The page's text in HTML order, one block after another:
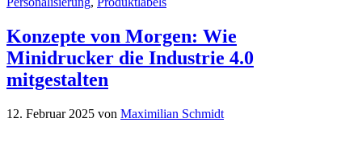
Konzepte von Morgen: Wie
Minidrucker die Industrie 4.0
mitgestalten
12. Februar 2025 von Maximilian Schmidt